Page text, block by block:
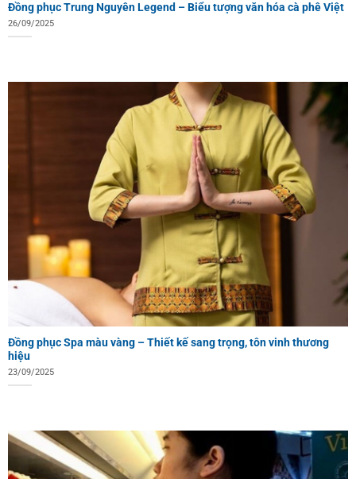
Đồng phục Trung Nguyên Legend – Biểu tượng văn hóa cà phê Việt
26/09/2025
Đồng phục Spa màu vàng – Thiết kế sang trọng, tôn vinh thương
hiệu
23/09/2025